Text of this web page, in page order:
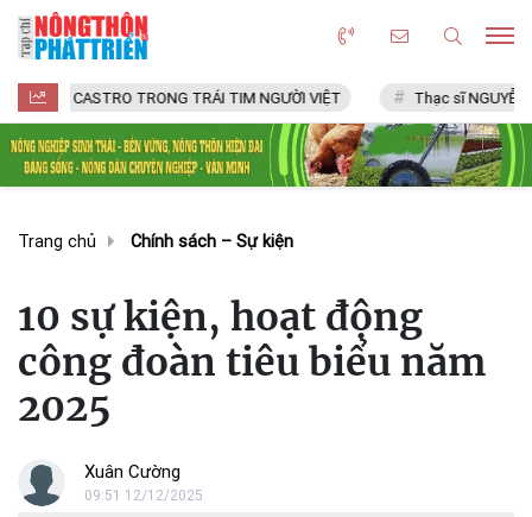
TRONG TRÁI TIM NGƯỜI VIỆT Thạc sĩ NGUYỄN VĂN CHÍ
Trang chủ Chính sách – Sự kiện
10 sự kiện, hoạt động
công đoàn tiêu biểu năm
2025
Xuân Cường
09:51 12/12/2025